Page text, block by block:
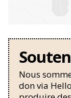
Nous
don via